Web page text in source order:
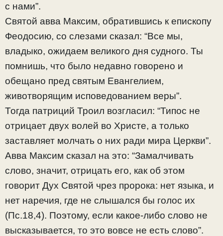
с нами”.
Святой авва Максим, обратившись к епископу
Феодосию, со слезами сказал: “Все мы,
владыко, ожидаем великого дня судного. Ты
помнишь, что было недавно говорено и
обещано пред святым Евангелием,
животворящим исповедованием веры”.
Тогда патриций Троил возгласил: “Типос не
отрицает двух волей во Христе, а только
заставляет молчать о них ради мира Церкви”.
Авва Максим сказал на это: “Замалчивать
слово, значит, отрицать его, как об этом
говорит Дух Святой чрез пророка: нет языка, и
нет наречия, где не слышался бы голос их
(Пс.18,4). Поэтому, если какое-либо слово не
высказывается, то это вовсе не есть слово”.